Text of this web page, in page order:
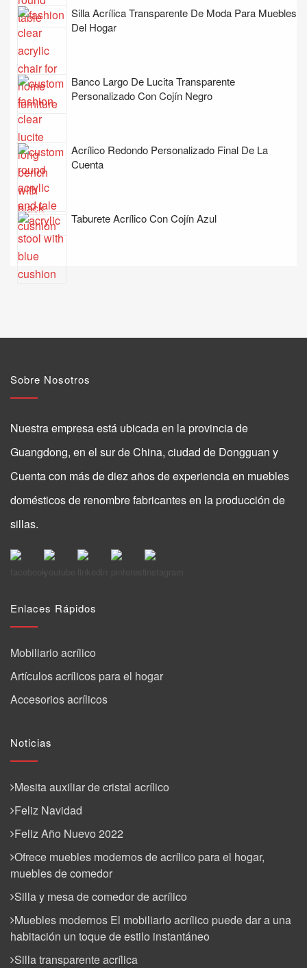
Silla Acrílica Transparente De Moda Para Muebles
Del Hogar
Banco Largo De Lucita Transparente
Personalizado Con Cojín Negro
Acrílico Redondo Personalizado Final De La
Cuenta
Taburete Acrílico Con Cojín Azul
Sobre Nosotros
Nuestra empresa está ubicada en la provincia de
Guangdong, en el sur de China, ciudad de Dongguan y
Cuenta con más de diez años de experiencia en muebles
domésticos de renombre fabricantes en la producción de
sillas.
Enlaces Rápidos
Mobiliario acrílico
Artículos acrílicos para el hogar
Accesorios acrílicos
Noticias
Mesita auxiliar de cristal acrílico
Feliz Navidad
Feliz Año Nuevo 2022
Ofrece muebles modernos de acrílico para el hogar,
muebles de comedor
Silla y mesa de comedor de acrílico
Muebles modernos El mobiliario acrílico puede dar a una
habitación un toque de estilo instantáneo
Silla transparente acrílica